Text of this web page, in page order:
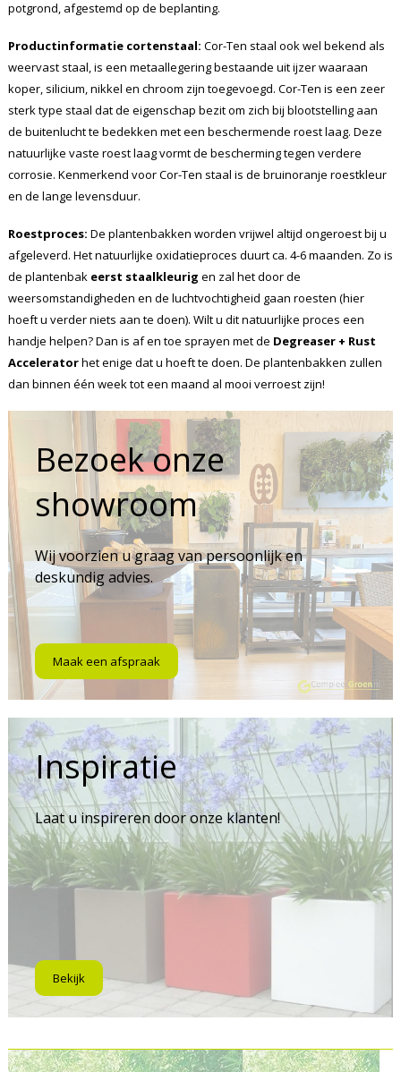
potgrond, afgestemd op de beplanting.
Productinformatie cortenstaal: Cor-Ten staal ook wel bekend als
weervast staal, is een metaallegering bestaande uit ijzer waaraan
koper, silicium, nikkel en chroom zijn toegevoegd. Cor-Ten is een zeer
sterk type staal dat de eigenschap bezit om zich bij blootstelling aan
de buitenlucht te bedekken met een beschermende roest laag. Deze
natuurlijke vaste roest laag vormt de bescherming tegen verdere
corrosie. Kenmerkend voor Cor-Ten staal is de bruinoranje roestkleur
en de lange levensduur.
Roestproces: De plantenbakken worden vrijwel altijd ongeroest bij u
afgeleverd. Het natuurlijke oxidatieproces duurt ca. 4-6 maanden. Zo is
de plantenbak eerst staalkleurig en zal het door de
weersomstandigheden en de luchtvochtigheid gaan roesten (hier
hoeft u verder niets aan te doen). Wilt u dit natuurlijke proces een
handje helpen? Dan is af en toe sprayen met de Degreaser + Rust
Acceleratorhet enige dat u hoeft te doen. De plantenbakken zullen
dan binnen één week tot een maand al mooi verroest zijn!
Bezoek onze
showroom
Wij voorzien u graag van persoonlijk en
deskundig advies.
Maak een afspraak
Inspiratie
Laat u inspireren door onze klanten!
Bekijk